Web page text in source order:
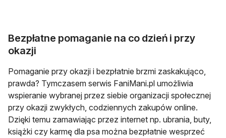
Bezpłatne pomaganie na co dzień i przy
okazji
Pomaganie przy okazji i bezpłatnie brzmi zaskakująco,
prawda? Tymczasem serwis FaniMani.pl umożliwia
wspieranie wybranej przez siebie organizacji społecznej
przy okazji zwykłych, codziennych zakupów online.
Dzięki temu zamawiając przez internet np. ubrania, buty,
książki czy karmę dla psa można bezpłatnie wesprzeć